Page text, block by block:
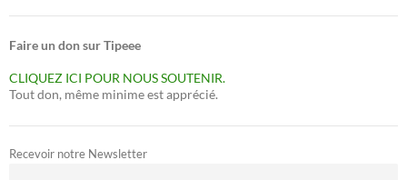
Faire un don sur Tipeee
CLIQUEZ ICI POUR NOUS SOUTENIR.
Tout don, même minime est apprécié.
Recevoir notre Newsletter